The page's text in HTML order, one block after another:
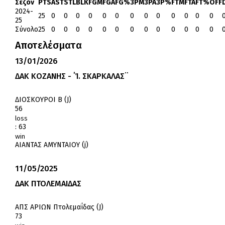
Σεζόν PTSASTSTLBLKFGMFGAFG%3PM3PA3P%FTMFTAFT%OFF
2024-
25
25 0 0 0 0 0 0 0 0 0 0 0 0 0
Σύνολο25 0 0 0 0 0 0 0 0 0 0 0 0 0
Αποτελέσματα
13/01/2026
ΔΑΚ ΚΟΖΑΝΗΣ - ΄Ί. ΣΚΑΡΚΑΛΑΣ¨
ΔΙΟΣΚΟΥΡΟΙ Β (J)
56
loss
: 63
win
ΑΙΑΝΤΑΣ ΑΜΥΝΤΑΙΟΥ (j)
11/05/2025
ΔΑΚ ΠΤΟΛΕΜΑΙΔΑΣ
ΑΠΣ ΑΡΙΩΝ Πτολεμαΐδας (J)
73